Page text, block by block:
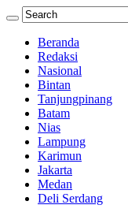
Beranda
Redaksi
Nasional
Bintan
Tanjungpinang
Batam
Nias
Lampung
Karimun
Jakarta
Medan
Deli Serdang